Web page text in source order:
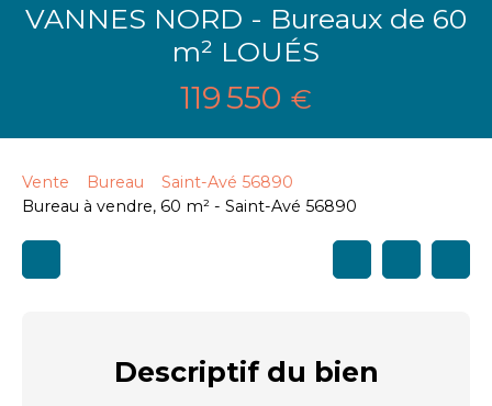
VANNES NORD - Bureaux de 60
m² LOUÉS
119 550 €
Vente Bureau
Saint-Avé 56890
Bureau à vendre, 60 m² - Saint-Avé 56890
Descriptifdu bien